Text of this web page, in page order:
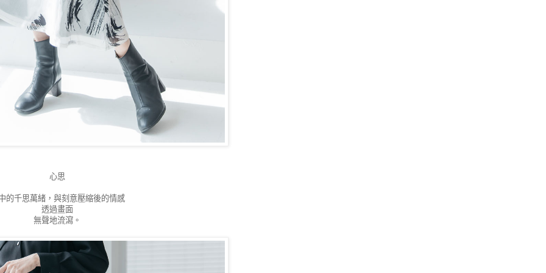
心思
的千思萬緒，與刻意壓縮後的情感
透過畫面
無聲地流瀉。